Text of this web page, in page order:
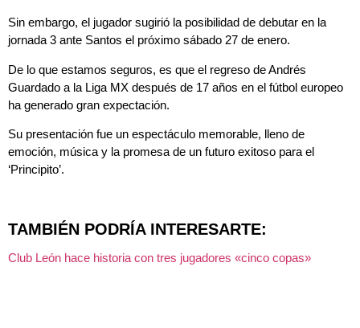
Sin embargo, el jugador sugirió la posibilidad de debutar en la
jornada 3 ante Santos el próximo sábado 27 de enero.
De lo que estamos seguros, es que el regreso de Andrés
Guardado a la Liga MX después de 17 años en el fútbol europeo
ha generado gran expectación.
Su presentación fue un espectáculo memorable, lleno de
emoción, música y la promesa de un futuro exitoso para el
‘Principito’.
TAMBIÉN PODRÍA INTERESARTE:
Club León hace historia con tres jugadores «cinco copas»